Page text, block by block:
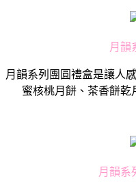
月韻
月韻系列團圓禮盒是讓人
蜜核桃月餅、茶香餅乾
月韻系